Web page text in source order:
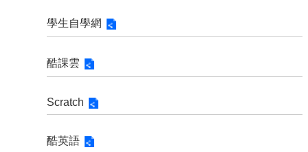
學生自學網
酷課雲
Scratch
酷英語